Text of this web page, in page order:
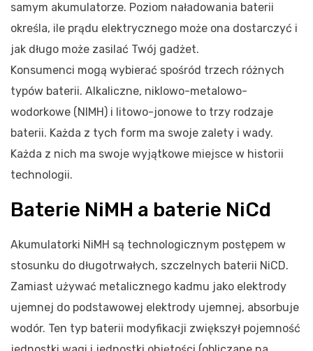
samym akumulatorze. Poziom naładowania baterii
określa, ile prądu elektrycznego może ona dostarczyć i
jak długo może zasilać Twój gadżet.
Konsumenci mogą wybierać spośród trzech różnych
typów baterii. Alkaliczne, niklowo-metalowo-
wodorkowe (NIMH) i litowo-jonowe to trzy rodzaje
baterii. Każda z tych form ma swoje zalety i wady.
Każda z nich ma swoje wyjątkowe miejsce w historii
technologii.
Baterie NiMH a baterie NiCd
Akumulatorki NiMH są technologicznym postępem w
stosunku do długotrwałych, szczelnych baterii NiCD.
Zamiast używać metalicznego kadmu jako elektrody
ujemnej do podstawowej elektrody ujemnej, absorbuje
wodór. Ten typ baterii modyfikacji zwiększył pojemność